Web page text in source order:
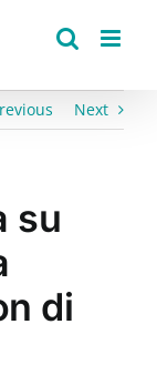
Next
su
di